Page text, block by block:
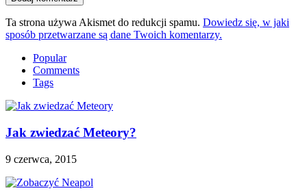
Ta strona używa Akismet do redukcji spamu. Dowiedz się, w jaki
sposób przetwarzane są dane Twoich komentarzy.
Popular
Comments
Tags
Jak zwiedzać Meteory?
9 czerwca, 2015